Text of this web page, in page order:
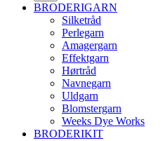
BRODERIGARN
Silketråd
Perlegarn
Amagergarn
Effektgarn
Hørtråd
Navnegarn
Uldgarn
Blomstergarn
Weeks Dye Works
BRODERIKIT